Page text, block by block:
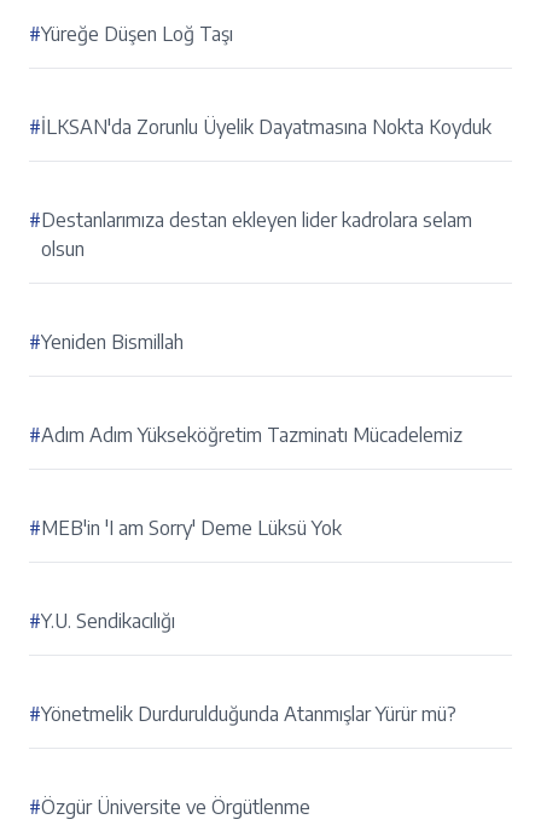
#Yüreğe Düşen Loğ Taşı
#İLKSAN'da Zorunlu Üyelik Dayatmasına Nokta Koyduk
#Destanlarımıza destan ekleyen lider kadrolara selam
olsun
#Yeniden Bismillah
#Adım Adım Yükseköğretim Tazminatı Mücadelemiz
#MEB'in 'I am Sorry' Deme Lüksü Yok
#Y.U. Sendikacılığı
#Yönetmelik Durdurulduğunda Atanmışlar Yürür mü?
#Özgür Üniversite ve Örgütlenme